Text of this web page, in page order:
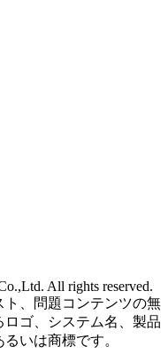
All rights reserved.
、問題コンテンツの無
ゴ、システム名、製品
いは商標です。